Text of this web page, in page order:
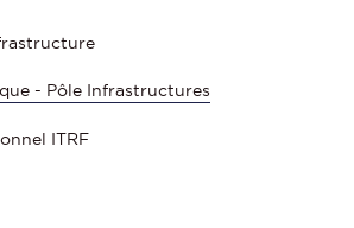
- Pôle Infrastructures
ITRF